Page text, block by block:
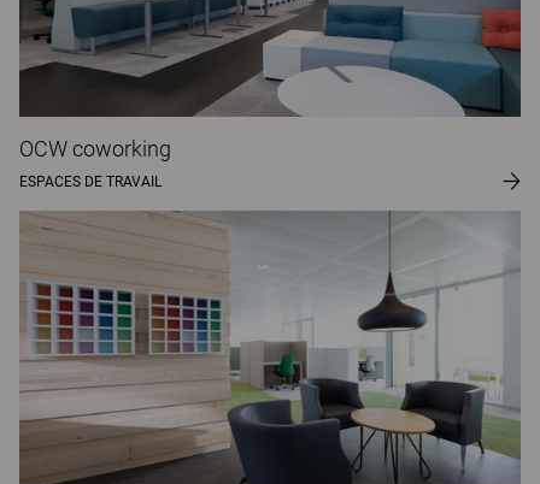
OCW coworking
ESPACES DE TRAVAIL